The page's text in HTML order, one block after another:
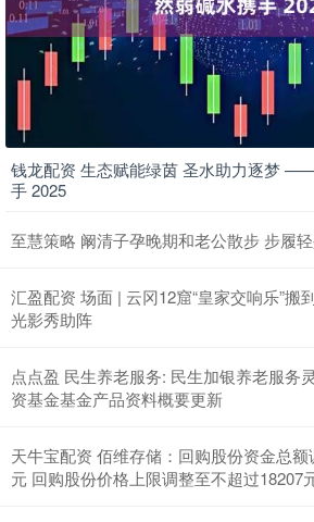
钱龙配资 生态赋能绿茵 圣水助力逐梦
手 2025
至慧策略 阚清子孕晚期和老公散步 步履
汇盈配资 场面 | 云冈12窟“皇家交响乐”搬
光影秀助阵
点点盈 民生养老服务: 民生加银养老服务
资基金基金产品资料概要更新
天牛宝配资 佰维存储：回购股份资金总
元 回购股份价格上限调整至不超过18207